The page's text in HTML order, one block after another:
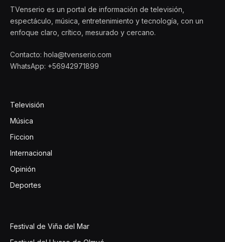
TVenserio es un portal de información de televisión,
espectáculo, música, entretenimiento y tecnología, con un
enfoque claro, crítico, mesurado y cercano.
Contacto: hola@tvenserio.com
WhatsApp: +56942971899
Televisión
Música
Ficcion
Internacional
Opinión
Deportes
Festival de Viña del Mar